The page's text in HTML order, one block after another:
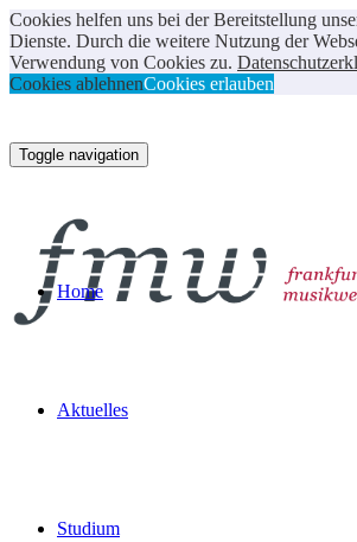
Cookies helfen uns bei der Bereitstellung
Dienste. Durch die weitere Nutzung der
Verwendung von Cookies zu.
Cookies ablehnenCookies erlauben
Toggle navigation
Home
Aktuelles
Studium